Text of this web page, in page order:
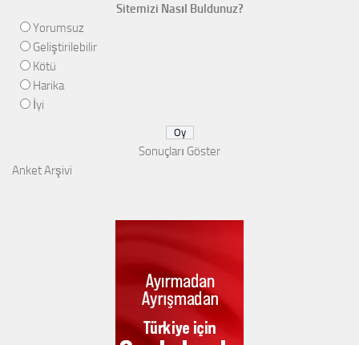
Sitemizi Nasıl Buldunuz?
Yorumsuz
Geliştirilebilir
Kötü
Harika
İyi
Sonuçları Göster
Anket Arşivi